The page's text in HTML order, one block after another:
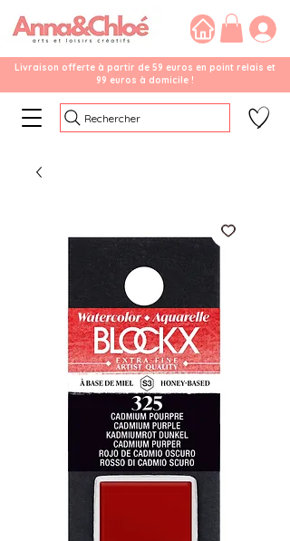
Livraison offerte à partir de 59 euros en point relais et
99 euros à domicile !
Rechercher